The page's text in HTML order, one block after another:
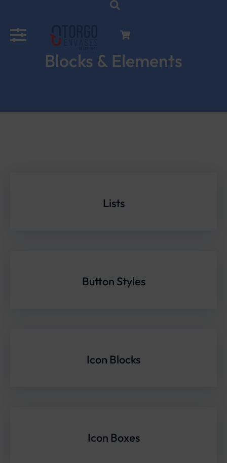
Blocks & Elements
Lists
Button Styles
Icon Blocks
Icon Boxes